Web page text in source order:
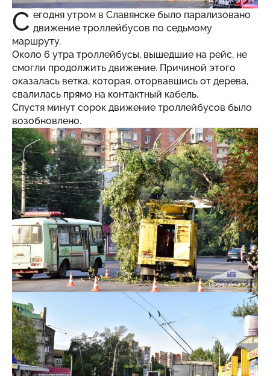
С егодня утром в Славянске было парализовано
движение троллейбусов по седьмому
маршруту.
Около 6 утра троллейбусы, вышедшие на рейс, не
смогли продолжить движение. Причиной этого
оказалась ветка, которая, оторвавшись от дерева,
свалилась прямо на контактный кабель.
Спустя минут сорок движение троллейбусов было
возобновлено.